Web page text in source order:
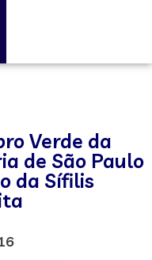
Verde da
de São Paulo
da Sífilis